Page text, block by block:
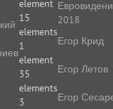
element
15
elements
1
element
35
elements
3
2018
Егор Крид
Егор Летов
Егор